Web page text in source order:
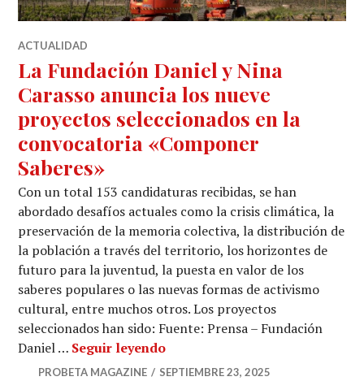
ACTUALIDAD
La Fundación Daniel y Nina
Carasso anuncia los nueve
proyectos seleccionados en la
convocatoria «Componer
Saberes»
Con un total 153 candidaturas recibidas, se han
abordado desafíos actuales como la crisis climática, la
preservación de la memoria colectiva, la distribución de
la población a través del territorio, los horizontes de
futuro para la juventud, la puesta en valor de los
saberes populares o las nuevas formas de activismo
cultural, entre muchos otros. Los proyectos
seleccionados han sido: Fuente: Prensa – Fundación
Daniel … Seguir leyendoLa Fundación Daniel y Nina
PROBETA MAGAZINE SEPTIEMBRE 23, 2025